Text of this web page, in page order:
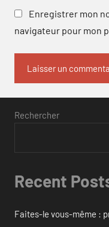
Enregistrer mon
navigateur pour mon
Rechercher
Recent
Faites-le vous-même :